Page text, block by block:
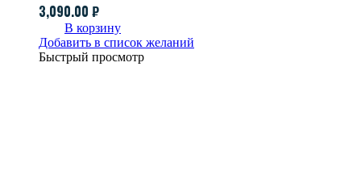
3,090.00 ₽
В корзину
Добавить в список желаний
Быстрый просмотр